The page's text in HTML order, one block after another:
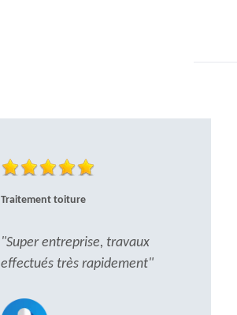
Traitement toiture
"Super entreprise, travaux
effectués très rapidement"